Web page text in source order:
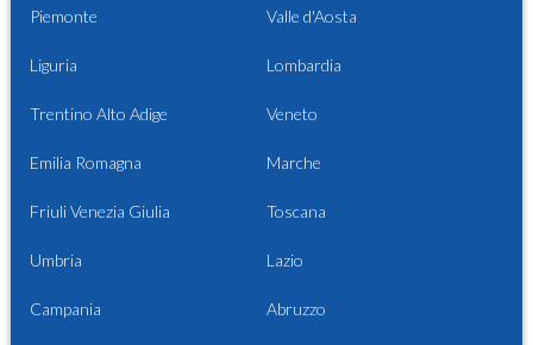
Piemonte Valle d'Aosta
Liguria Lombardia
Trentino Alto Adige Veneto
Emilia Romagna Marche
Friuli Venezia Giulia Toscana
Umbria Lazio
Campania Abruzzo